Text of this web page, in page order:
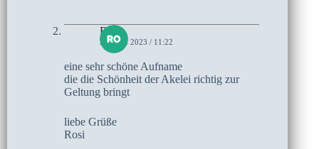
Rosi
22. MAI 2023 / 11:22
eine sehr schöne Aufname
die die Schönheit der Akelei richtig zur
Geltung bringt
liebe Grüße
Rosi